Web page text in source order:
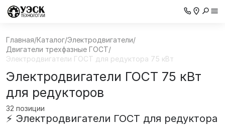
Главная/Каталог/Электродвигатели/
Двигатели трехфазные ГОСТ/
Электродвигатели ГОСТ для редуктора 75 кВт
Электродвигатели ГОСТ 75 кВт
для редукторов
32 позиции
⚡ Электродвигатели ГОСТ для редуктора